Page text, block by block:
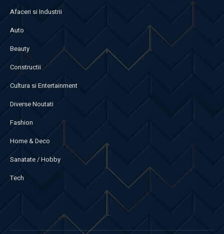
Afaceri si Industrii
Auto
Beauty
Constructii
Cultura si Entertainment
Diverse Noutati
Fashion
Home & Deco
Sanatate / Hobby
Tech